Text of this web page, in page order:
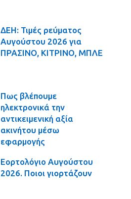
ΔΕΗ: Τιμές ρεύματος
Αυγούστου 2026 για
ΠΡΑΣΙΝΟ, ΚΙΤΡΙΝΟ, ΜΠΛΕ
Πως βλέπουμε
ηλεκτρονικά την
αντικειμενική αξία
ακινήτου μέσω
εφαρμογής
Εορτολόγιο Αυγούστου
2026. Ποιοι γιορτάζουν